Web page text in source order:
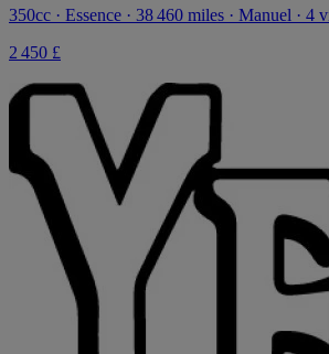
350cc · Essence · 38 460 miles · Manuel · 4
2 450 £